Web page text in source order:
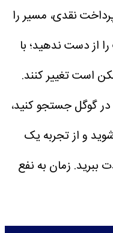
نقدی، مسیر را
از دست ندهید؛ با
است تغییر کنند.
در گوگل جستجو کنید،
و از تجربه یک
ببرید. زمان به نفع